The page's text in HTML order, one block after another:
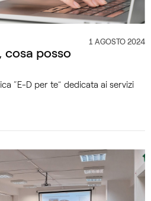
1 AGOSTO 2024
cosa posso
“E-D per te” dedicata ai servizi